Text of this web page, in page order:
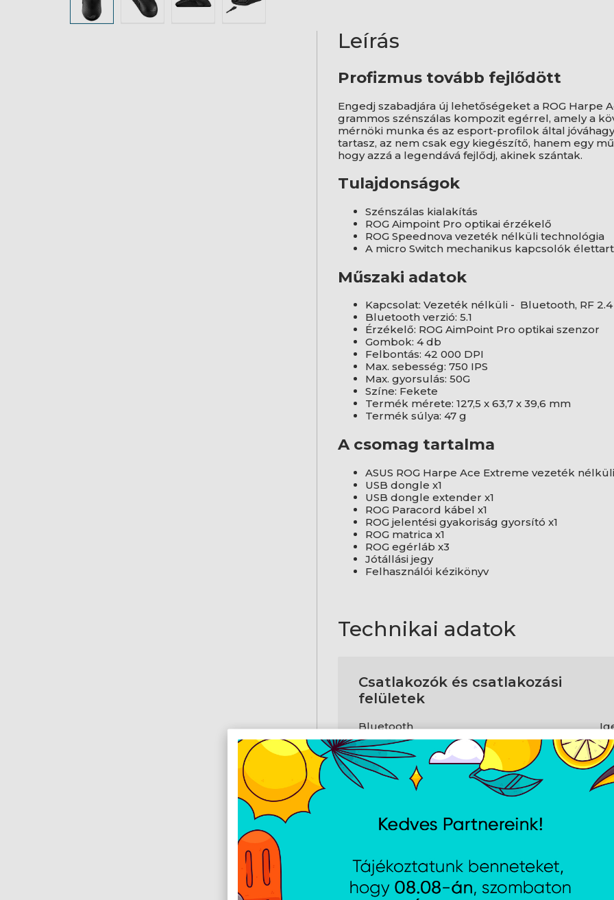
Leírás
Profizmus tovább fejlődött
Engedj szabadjára új lehetőségeket a ROG Harpe
grammos szénszálas kompozit egérrel, amely a
mérnöki munka és az esport-profilok által
tartasz, az nem csak egy kiegészítő, hanem egy
hogy azzá a legendává fejlődj, akinek szántak.
Tulajdonságok
Szénszálas kialakítás
ROG Aimpoint Pro optikai érzékelő
ROG Speednova vezeték nélküli technológia
A micro Switch mechanikus kapcsolók
Műszaki adatok
Kapcsolat: Vezeték nélküli - Bluetooth, RF 2.4
Bluetooth verzió: 5.1
Érzékelő: ROG AimPoint Pro optikai szenzor
Gombok: 4 db
Felbontás: 42 000 DPI
Max. sebesség: 750 IPS
Max. gyorsulás: 50G
Színe: Fekete
Termék mérete: 127,5 x 63,7 x 39,6 mm
Termék súlya: 47 g
A csomag tartalma
ASUS ROG Harpe Ace Extreme vezeték
USB dongle x1
USB dongle extender x1
ROG Paracord kábel x1
ROG jelentési gyakoriság gyorsító x1
ROG matrica x1
ROG egérláb x3
Jótállási jegy
Felhasználói kézikönyv
Technikai adatok
Csatlakozók és csatlakozási
felületek
Bluetooth
Bluetooth verzió
5.1
Mozgásérzékelő technológia
Görgők száma